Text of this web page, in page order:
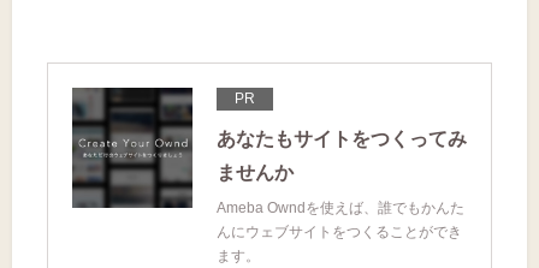
PR
あなたもサイトをつくってみ
ませんか
Ameba Owndを使えば、誰でもかんた
んにウェブサイトをつくることができ
ます。